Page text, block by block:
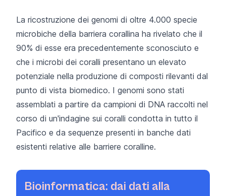
La ricostruzione dei genomi di oltre 4.000 specie
microbiche della barriera corallina ha rivelato che il
90% di esse era precedentemente sconosciuto e
che i microbi dei coralli presentano un elevato
potenziale nella produzione di composti rilevanti dal
punto di vista biomedico. I genomi sono stati
assemblati a partire da campioni di DNA raccolti nel
corso di un'indagine sui coralli condotta in tutto il
Pacifico e da sequenze presenti in banche dati
esistenti relative alle barriere coralline.
Bioinformatica: dai dati alla